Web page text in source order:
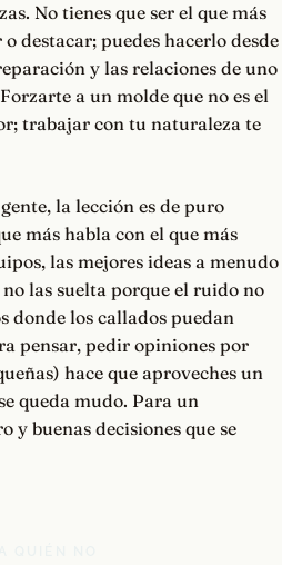
No tienes que ser el que más
destacar; puedes hacerlo desde
y las relaciones de uno
a un molde que no es el
trabajar con tu naturaleza te
la lección es de puro
más habla con el que más
las mejores ideas a menudo
las suelta porque el ruido no
donde los callados puedan
pensar, pedir opiniones por
hace que aproveches un
queda mudo. Para un
y buenas decisiones que se